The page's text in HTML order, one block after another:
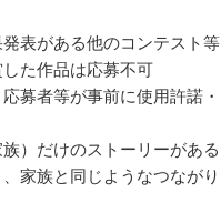
表がある他のコンテスト等
た作品は応募不可
募者等が事前に使用許諾・
）だけのストーリーがある
家族と同じようなつながり